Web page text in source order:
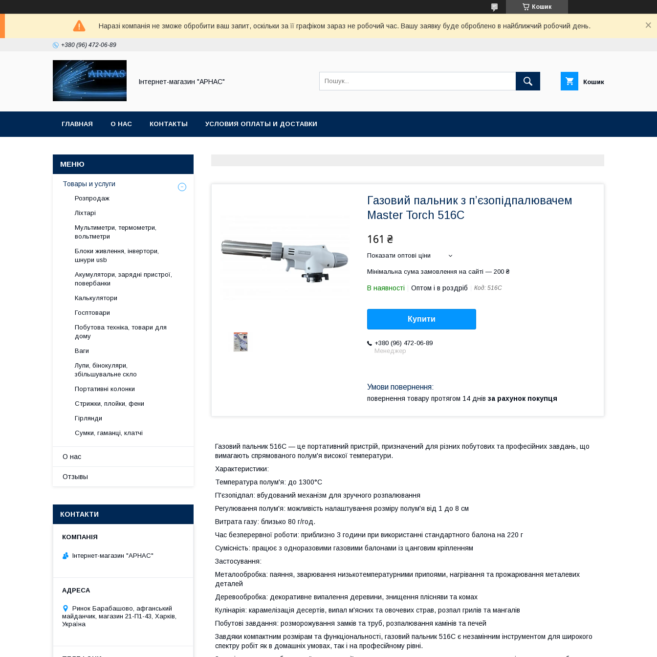
Кошик
Наразі компанія не зможе обробити ваш запит, оскільки за її графіком зараз не робочий час. Вашу заявку буде оброблено в найближчий робочий день.
+380 (96) 472-06-89
Інтернет-магазин "АРНАС" Кошик
ГЛАВНАЯ О НАС КОНТАКТЫ УСЛОВИЯ ОПЛАТЫ И ДОСТАВКИ
Газовий пальник з п’єзопідпалювачем
Master Torch 516C
161 ₴
Показати оптові ціни
Мінімальна сума замовлення на сайті — 200 ₴
В наявності Оптом і в роздріб Код: 516C
Купити
+380 (96) 472-06-89
Менеджер
повернення товару протягом 14 днів за рахунок покупця
Газовий пальник 516C — це портативний пристрій, призначений для різних побутових та професійних завдань, що
вимагають спрямованого полум'я високої температури.
Характеристики:
Температура полум'я: до 1300°C
П'єзопідпал: вбудований механізм для зручного розпалювання
Регулювання полум'я: можливість налаштування розміру полум'я від 1 до 8 см
Витрата газу: близько 80 г/год.
Час безперервної роботи: приблизно 3 години при використанні стандартного балона на 220 г
Сумісність: працює з одноразовими газовими балонами із цанговим кріпленням
Застосування:
Металообробка: паяння, зварювання низькотемпературними припоями, нагрівання та прожарювання металевих
деталей
Деревообробка: декоративне випалення деревини, знищення плісняви ​​та комах
Кулінарія: карамелізація десертів, випал м'ясних та овочевих страв, розпал грилів та мангалів
Побутові завдання: розморожування замків та труб, розпалювання камінів та печей
Завдяки компактним розмірам та функціональності, газовий пальник 516C є незамінним інструментом для широкого
спектру робіт як в домашніх умовах, так і на професійному рівні.
Товары и услуги
Розпродаж
Ліхтарі
Мультиметри, термометри,
вольтметри
Блоки живлення, інвертори,
шнури usb
Акумулятори, зарядні пристрої,
повербанки
Калькулятори
Госптовари
Побутова техніка, товари для
дому
Ваги
Лупи, бінокуляри,
збільшувальне скло
Портативні колонки
Стрижки, плойки, фени
Гірлянди
Сумки, гаманці, клатчі
О нас
Отзывы
КОНТАКТИ
Інтернет-магазин "АРНАС"
Ринок Барабашово, афганський
майданчик, магазин 21-П1-43, Харків,
Україна